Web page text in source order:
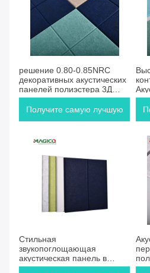
решение 0.80-0.85NRC
декоративных акустических
панелей полиэстера 3Д
звукоизоляционное
Получите самую лучшую
Стильная
звукопоглощающая
акустическая панель в
современном доме